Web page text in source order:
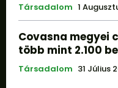
Társadalom 1
Covasna megyei
több mint 2.100
Társadalom 31 Július